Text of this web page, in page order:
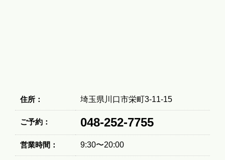
住所： 埼玉県川口市栄町3-11-15
ご予約： 048-252-7755
営業時間： 9:30〜20:00